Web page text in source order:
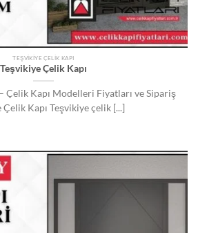
TEŞVIKIYE ÇELIK KAPI
Teşvikiye Çelik Kapı
Çelik Kapı Modelleri Fiyatları ve Sipariş
Çelik Kapı Teşvikiye çelik [...]